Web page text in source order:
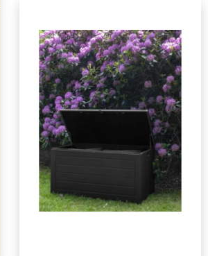
MARLA BLOMSTERSTANDERE
269,00 DKK
ALTURE HYNDE
139,00 DKK